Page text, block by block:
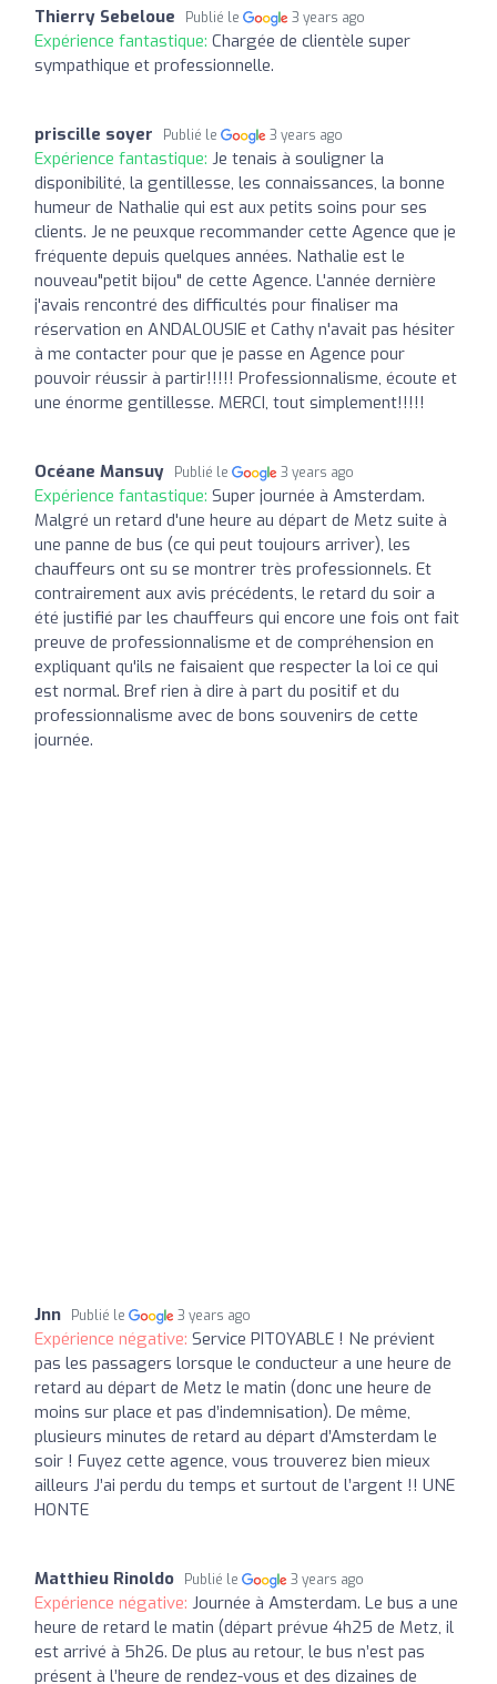
Thierry Sebeloue Publié le 3 years ago
Expérience fantastique: Chargée de clientèle super
sympathique et professionnelle.
priscille soyer Publié le 3 years ago
Expérience fantastique: Je tenais à souligner la
disponibilité, la gentillesse, les connaissances, la bonne
humeur de Nathalie qui est aux petits soins pour ses
clients. Je ne peuxque recommander cette Agence que je
fréquente depuis quelques années. Nathalie est le
nouveau"petit bijou" de cette Agence. L'année dernière
j'avais rencontré des difficultés pour finaliser ma
réservation en ANDALOUSIE et Cathy n'avait pas hésiter
à me contacter pour que je passe en Agence pour
pouvoir réussir à partir!!!!! Professionnalisme, écoute et
une énorme gentillesse. MERCI, tout simplement!!!!!
Océane Mansuy Publié le 3 years ago
Expérience fantastique: Super journée à Amsterdam.
Malgré un retard d'une heure au départ de Metz suite à
une panne de bus (ce qui peut toujours arriver), les
chauffeurs ont su se montrer très professionnels. Et
contrairement aux avis précédents, le retard du soir a
été justifié par les chauffeurs qui encore une fois ont fait
preuve de professionnalisme et de compréhension en
expliquant qu'ils ne faisaient que respecter la loi ce qui
est normal. Bref rien à dire à part du positif et du
professionnalisme avec de bons souvenirs de cette
journée.
Jnn Publié le 3 years ago
Expérience négative: Service PITOYABLE ! Ne prévient
pas les passagers lorsque le conducteur a une heure de
retard au départ de Metz le matin (donc une heure de
moins sur place et pas d’indemnisation). De même,
plusieurs minutes de retard au départ d’Amsterdam le
soir ! Fuyez cette agence, vous trouverez bien mieux
ailleurs J’ai perdu du temps et surtout de l’argent !! UNE
HONTE
Matthieu Rinoldo Publié le 3 years ago
Expérience négative: Journée à Amsterdam. Le bus a une
heure de retard le matin (départ prévue 4h25 de Metz, il
est arrivé à 5h26. De plus au retour, le bus n’est pas
présent à l’heure de rendez-vous et des dizaines de